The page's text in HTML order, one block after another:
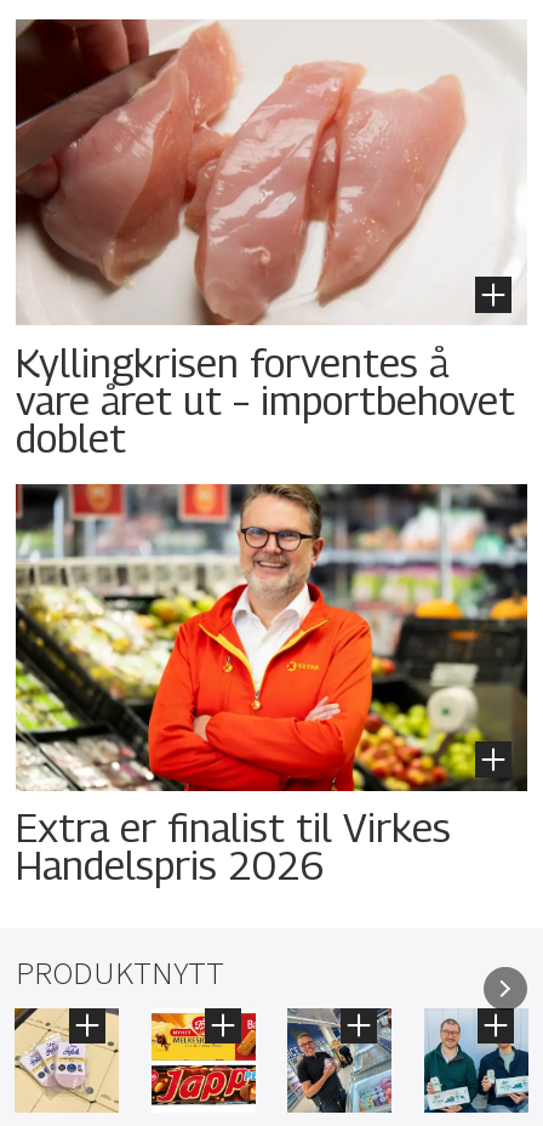
Kyllingkrisen forventes å
vare året ut – importbehovet
doblet
Extra er finalist til Virkes
Handelspris 2026
PRODUKTNYTT